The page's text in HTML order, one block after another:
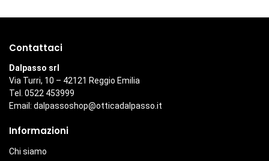
Contattaci
Dalpasso srl
Via Turri, 10 – 42121 Reggio Emilia
Tel. 0522 453999
Email: dalpassoshop@otticadalpasso.it
Informazioni
Chi siamo